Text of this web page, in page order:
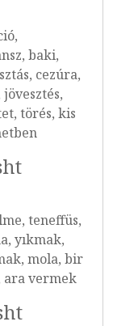
baki,
cezúra,
törés, kis
teneffüs,
yıkmak,
mola, bir
ara vermek